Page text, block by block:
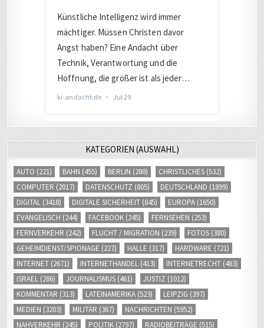
(455) BERLIN(280) CHRISTLICHES
COMPUTER(2017) DATENSCHUTZ(805) DEUTSCHLAND(1899)
DIGITAL(3418) DIGITALE SICHERHEIT(845) EUROPA(1650)
EVANGELISCH(244) FACEBOOK(245) FERNSEHEN(253)
FERNVERKEHR (242) FLUCHT / MIGRATION(239) FOTOS(380)
GEHEIMDIENST/SPIONAGE(227) HALLE (317) HARDWARE
INTERNET(2671) INTERNETHANDEL(413) INTERNETRECHT(483)
ISRAEL(286) JOURNALISMUS(461) JUSTIZ(1012)
KOMMENTAR(313) LATEINAMERIKA(523) LEIPZIG(397)
MEDIEN(3203) MILITÄR(367) NACHRICHTEN(5952)
NAHVERKEHR(245) POLITIK(2797) RADIOBEITRÄGE(515)
SOCIAL MEDIA(809) SOFTWARE(1813) SONSTIGES(219)